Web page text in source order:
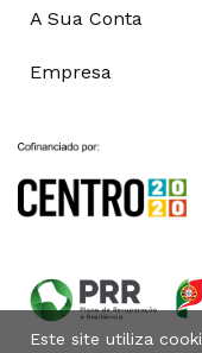
A Sua Conta
Empresa
Este site utiliza